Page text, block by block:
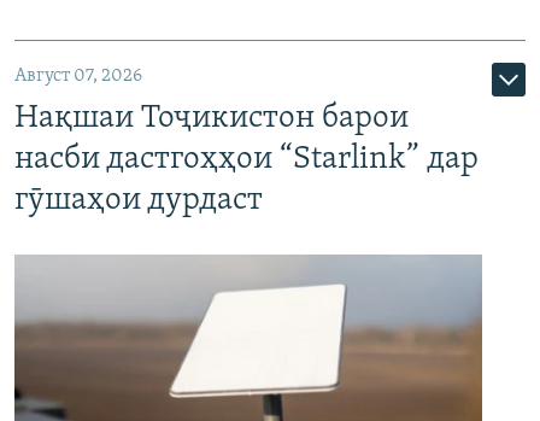
Август 07, 2026
Нақшаи Тоҷикистон барои
насби дастгоҳҳои “Starlink” дар
гӯшаҳои дурдаст